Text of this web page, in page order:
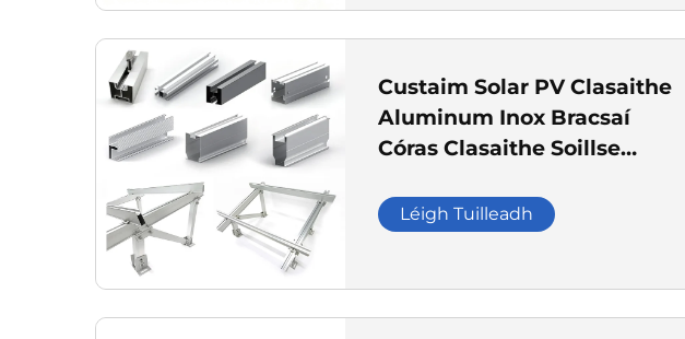
Custaim Solar PV Clasaithe
Aluminum Inox Bracsaí
Córas Clasaithe Soillse
Clamphaí & Crocháin i n-
aisceanna éagsúla
Léigh Tuilleadh